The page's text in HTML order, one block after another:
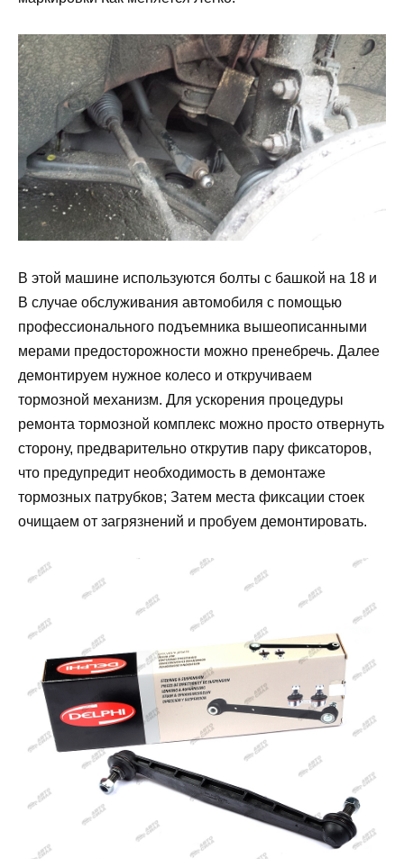
В этой машине используются болты с башкой на 18 и
В случае обслуживания автомобиля с помощью
профессионального подъемника вышеописанными
мерами предосторожности можно пренебречь. Далее
демонтируем нужное колесо и откручиваем
тормозной механизм. Для ускорения процедуры
ремонта тормозной комплекс можно просто отвернуть
сторону, предварительно открутив пару фиксаторов,
что предупредит необходимость в демонтаже
тормозных патрубков; Затем места фиксации стоек
очищаем от загрязнений и пробуем демонтировать.